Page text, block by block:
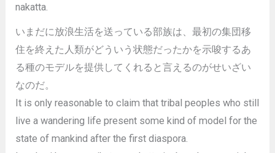
nakatta.
いまだに放浪生活を送っている部族は、最初の集団移
住を終えた人類がどういう状態だったかを示唆するあ
る種のモデルを提供してくれると言えるのがせいざい
なのだ。
It is only reasonable to claim that tribal peoples who still
live a wandering life present some kind of model for the
state of mankind after the first diaspora.